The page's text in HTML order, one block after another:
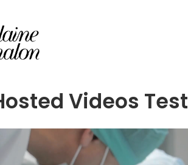
Videos Test